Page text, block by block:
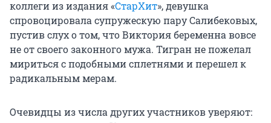
коллеги из издания «СтарХит», девушка
спровоцировала супружескую пару Салибековых,
пустив слух о том, что Виктория беременна вовсе
не от своего законного мужа. Тигран не пожелал
мириться с подобными сплетнями и перешел к
радикальным мерам.
Очевидцы из числа других участников уверяют: